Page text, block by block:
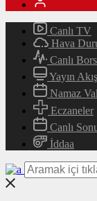
Canlı TV
Hava
Canlı
Yayın
Namaz
Eczaneler
Canlı
İddaa